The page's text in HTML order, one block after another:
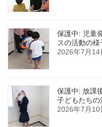
保護中: 児童
スの活動の様
2026年7月14
保護中: 放課
子どもたちの
2026年7月10